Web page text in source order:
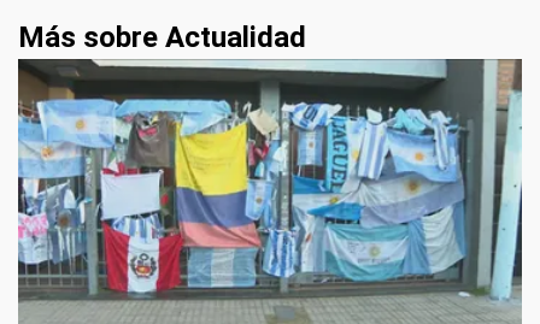
Más sobre Actualidad